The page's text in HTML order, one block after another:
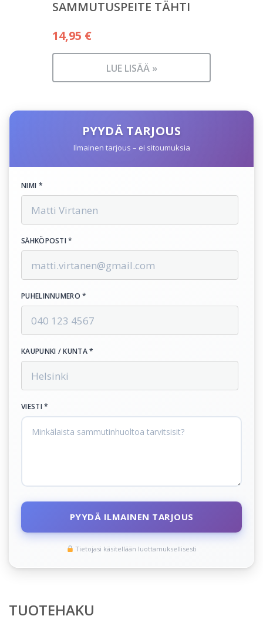
SAMMUTUSPEITE TÄHTI
14,95 €
LUE LISÄÄ »
PYYDÄ TARJOUS
Ilmainen tarjous – ei sitoumuksia
NIMI *
SÄHKÖPOSTI *
PUHELINNUMERO *
KAUPUNKI / KUNTA *
VIESTI *
PYYDÄ ILMAINEN TARJOUS
Tietojasi käsitellään luottamuksellisesti
TUOTEHAKU